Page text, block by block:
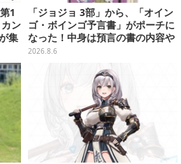
1
ン
集
念
「ジョジョ 3部」から、「オイン
ゴ・ボインゴ予言書」がポーチに
なった！中身は預言の書の内容や
アニメ総柄デザインをプリント
2026.8.6